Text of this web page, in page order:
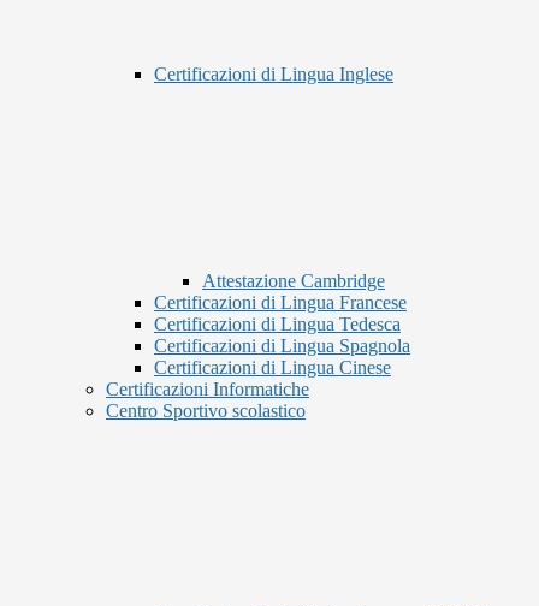
Certificazioni di Lingua Inglese
Attestazione Cambridge
Certificazioni di Lingua Francese
Certificazioni di Lingua Tedesca
Certificazioni di Lingua Spagnola
Certificazioni di Lingua Cinese
Certificazioni Informatiche
Centro Sportivo scolastico